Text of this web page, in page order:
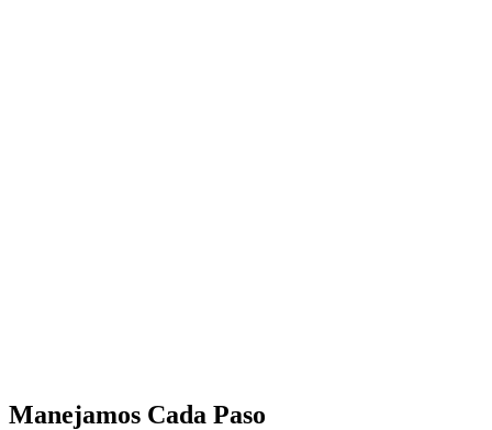
Manejamos Cada Paso